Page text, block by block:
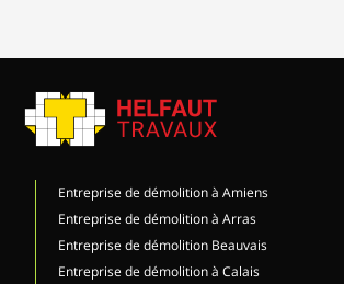
Entreprise de démolition à Amiens
Entreprise de démolition à Arras
Entreprise de démolition Beauvais
Entreprise de démolition à Calais